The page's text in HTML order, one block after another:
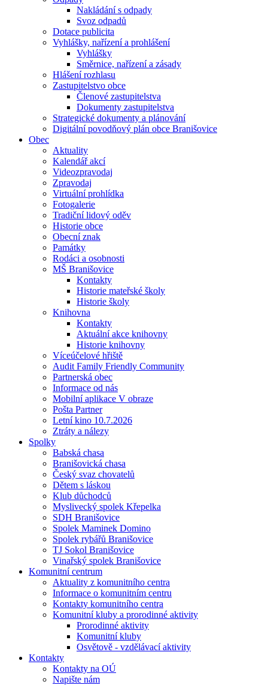
Nakládání s odpady
Svoz odpadů
Dotace publicita
Vyhlášky, nařízení a prohlášení
Vyhlášky
Směrnice, nařízení a zásady
Hlášení rozhlasu
Zastupitelstvo obce
Členové zastupitelstva
Dokumenty zastupitelstva
Strategické dokumenty a plánování
Digitální povodňový plán obce Branišovice
Obec
Aktuality
Kalendář akcí
Videozpravodaj
Zpravodaj
Virtuální prohlídka
Fotogalerie
Tradiční lidový oděv
Historie obce
Obecní znak
Památky
Rodáci a osobnosti
MŠ Branišovice
Kontakty
Historie mateřské školy
Historie školy
Knihovna
Kontakty
Aktuální akce knihovny
Historie knihovny
Víceúčelové hřiště
Audit Family Friendly Community
Partnerská obec
Informace od nás
Mobilní aplikace V obraze
Pošta Partner
Letní kino 10.7.2026
Ztráty a nálezy
Spolky
Babská chasa
Branišovická chasa
Český svaz chovatelů
Dětem s láskou
Klub důchodců
Myslivecký spolek Křepelka
SDH Branišovice
Spolek Maminek Domino
Spolek rybářů Branišovice
TJ Sokol Branišovice
Vinařský spolek Branišovice
Komunitní centrum
Aktuality z komunitního centra
Informace o komunitním centru
Kontakty komunitního centra
Komunitní kluby a prorodinné aktivity
Prorodinné aktivity
Komunitní kluby
Osvětově - vzdělávací aktivity
Kontakty
Kontakty na OÚ
Napište nám